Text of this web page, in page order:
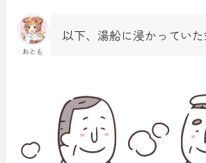
おとも
以下、湯船に浸かっていた